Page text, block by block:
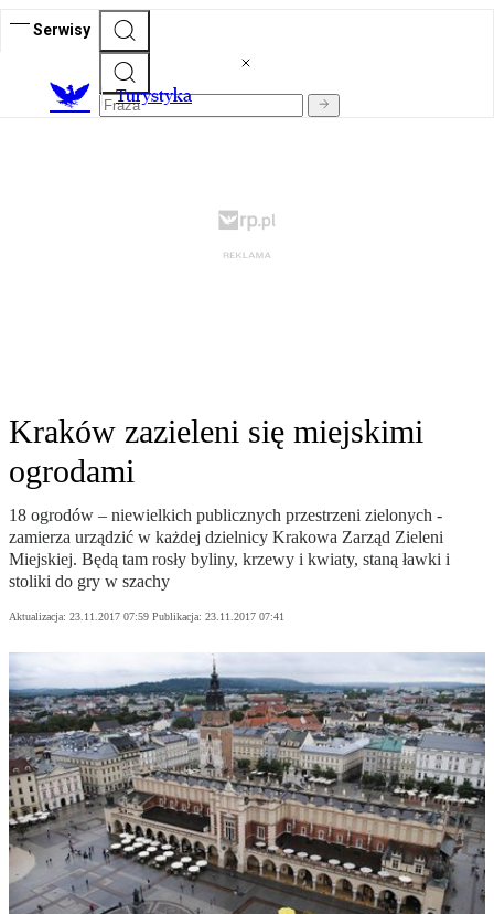
Serwisy
Turystyka
Kraków zazieleni się miejskimi
ogrodami
18 ogrodów – niewielkich publicznych przestrzeni zielonych -
zamierza urządzić w każdej dzielnicy Krakowa Zarząd Zieleni
Miejskiej. Będą tam rosły byliny, krzewy i kwiaty, staną ławki i
stoliki do gry w szachy
Aktualizacja: 23.11.2017 07:59 Publikacja: 23.11.2017 07:41